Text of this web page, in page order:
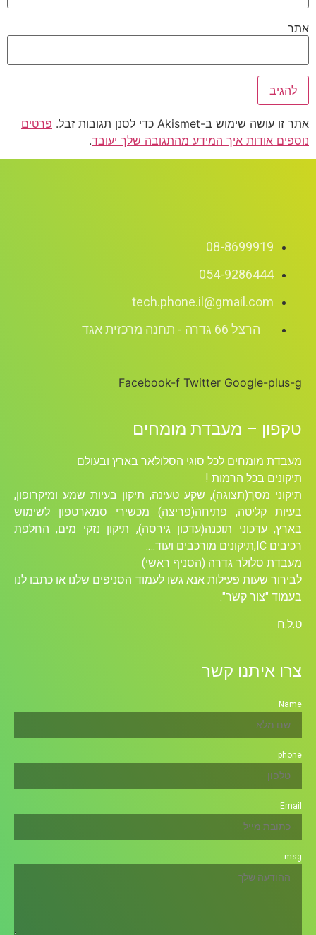
אתר
אתר זו עושה שימוש ב-Akismet כדי לסנן תגובות זבל.
פרטים
נוספים אודות איך המידע מהתגובה שלך יעובד.
08-8699919
054-9286444
tech.phone.il@gmail.com
הרצל 66 גדרה - תחנה מרכזית אגד
Facebook-f Twitter Google-plus-g
טקפון – מעבדת מומחים
מעבדת מומחים לכל סוגי הסלולאר בארץ ובעולם
תיקונים בכל הרמות !
תיקוני מסך(תצוגה), שקע טעינה, תיקון בעיות שמע ומיקרופון,
בעיות קליטה, פתיחה(פריצה) מכשירי סמארטפון לשימוש
בארץ, עדכוני תוכנה(עדכון גירסה), תיקון נזקי מים, החלפת
רכיבים ICׁ,תיקונים מורכבים ועוד….
מעבדת סלולר גדרה (הסניף ראשי)
לבירור שעות פעילות אנא גשו לעמוד הסניפים שלנו או כתבו לנו
בעמוד "צור קשר".
ט.ל.ח
צרו איתנו קשר
Name
phone
Email
msg